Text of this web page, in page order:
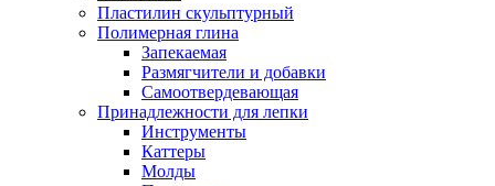
Пластилин скульптурный
Полимерная глина
Запекаемая
Размягчители и добавки
Самоотвердевающая
Принадлежности для лепки
Инструменты
Каттеры
Молды